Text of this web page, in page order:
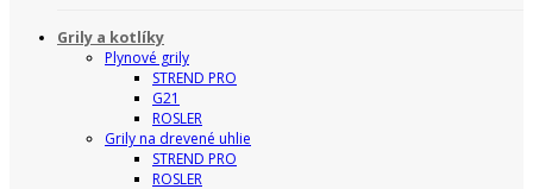
Grily a kotlíky
Plynové grily
STREND PRO
G21
ROSLER
Grily na drevené uhlie
STREND PRO
ROSLER